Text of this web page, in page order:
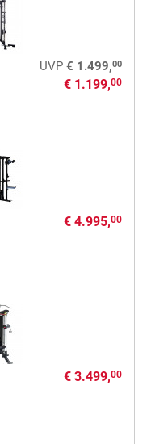
UVP € 1.499,00
€ 1.199,00
€ 4.995,00
€ 3.499,00